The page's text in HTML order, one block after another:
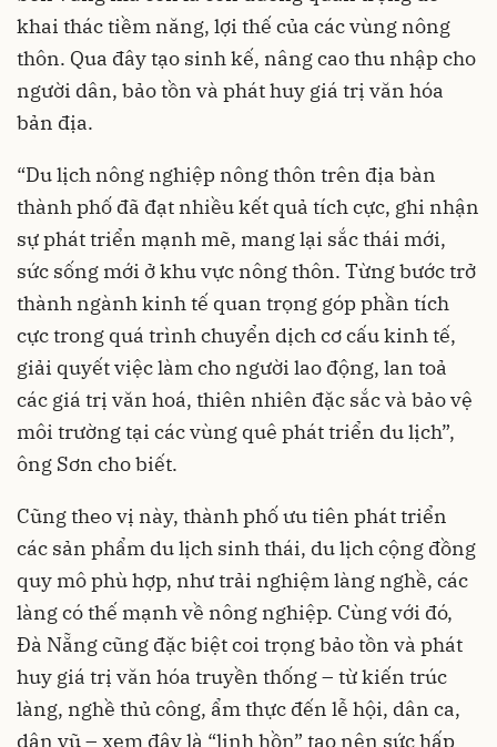
khai thác tiềm năng, lợi thế của các vùng nông
thôn. Qua đây tạo sinh kế, nâng cao thu nhập cho
người dân, bảo tồn và phát huy giá trị văn hóa
bản địa.
“Du lịch nông nghiệp nông thôn trên địa bàn
thành phố đã đạt nhiều kết quả tích cực, ghi nhận
sự phát triển mạnh mẽ, mang lại sắc thái mới,
sức sống mới ở khu vực nông thôn. Từng bước trở
thành ngành kinh tế quan trọng góp phần tích
cực trong quá trình chuyển dịch cơ cấu kinh tế,
giải quyết việc làm cho người lao động, lan toả
các giá trị văn hoá, thiên nhiên đặc sắc và bảo vệ
môi trường tại các vùng quê phát triển du lịch”,
ông Sơn cho biết.
Cũng theo vị này, thành phố ưu tiên phát triển
các sản phẩm du lịch sinh thái, du lịch cộng đồng
quy mô phù hợp, như trải nghiệm làng nghề, các
làng có thế mạnh về nông nghiệp. Cùng với đó,
Đà Nẵng cũng đặc biệt coi trọng bảo tồn và phát
huy giá trị văn hóa truyền thống – từ kiến trúc
làng, nghề thủ công, ẩm thực đến lễ hội, dân ca,
dân vũ – xem đây là “linh hồn” tạo nên sức hấp